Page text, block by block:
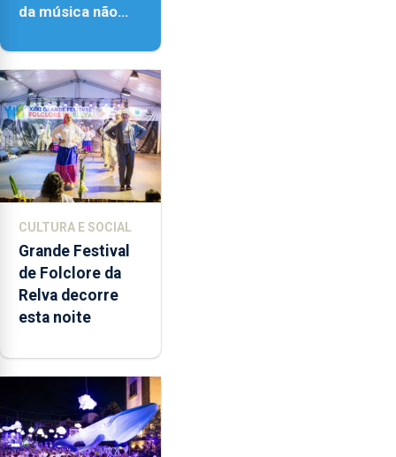
da música não
quão difícil é
produzir uma
música”
CULTURA E SOCIAL
Grande Festival
de Folclore da
Relva decorre
esta noite